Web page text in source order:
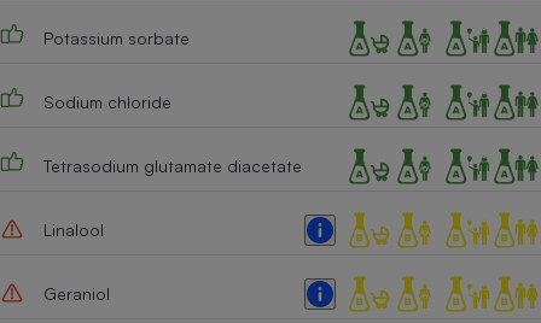
Potassium sorbate
Sodium chloride
Tetrasodium glutamate diacetate
Linalool
Geraniol
Robot ménager